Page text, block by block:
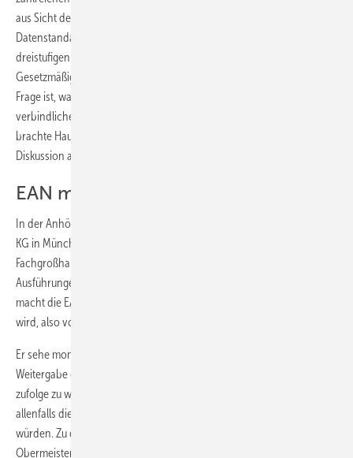
aus Sicht des ZVSHK deutlich, dass eine Vereinheitlichung der
Datenstandards und deren durchgehende Anwendung im
dreistufigen Vertriebsweg allein schon aufgrund der
Gesetzmäßigkeiten des Marktes realisiert werden wird. „Die alleinige
Frage ist, wann beendet der Großhandel seinen Widerstand gegen die
verbindliche Einführung der europäi­schen Artikelnummer EAN?“,
brachte Hauptgeschäftsführer
Diskussion auf den Punkt.
EAN macht nur durchgängig Sinn
In der Anhörung mochte
KG in München und Sprecher der GC-Gruppe nicht für den gesamten
Fachgroßhandel sprechen, sondern beschränkte sich in seinen
Ausführungen auf seine Gruppe: „Wenn wir die EAN einsetzen, dann
macht die EAN nur dann Sinn, wenn sie durchgängig angewendet
wird, also vom Hersteller über den Großhandel zum Handwerk.“
Er sehe momentan aber deshalb keine Notwendigkeit, mit der
Weitergabe der EAN zu starten, weil seinen eigenen Recherchen
zufolge zu wenige Hersteller und nur sehr wenige Handwerks­betriebe,
allenfalls diejenigen mit großer Lagerhaltung, mit der EAN arbeiten
würden. Zu diesem Punkt kam
Obermeister der SHK-Innung Berlin, mit gegenteiligen Erfahrungen zu